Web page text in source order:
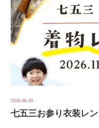
2026.06.19
七五三お参り衣装レ